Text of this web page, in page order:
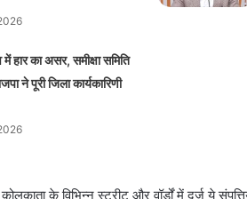
हार का असर, समीक्षा समिति
ने पूरी जिला कार्यकारिणी
के विभिन्न स्ट्रीट और वॉर्डों में दर्ज ये